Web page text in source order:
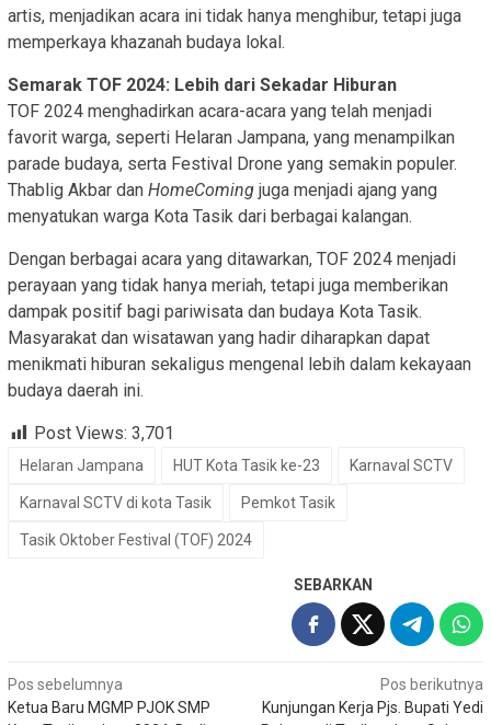
artis, menjadikan acara ini tidak hanya menghibur, tetapi juga
memperkaya khazanah budaya lokal.
Semarak TOF 2024: Lebih dari Sekadar Hiburan
TOF 2024 menghadirkan acara-acara yang telah menjadi
favorit warga, seperti Helaran Jampana, yang menampilkan
parade budaya, serta Festival Drone yang semakin populer.
Thablig Akbar dan HomeComing juga menjadi ajang yang
menyatukan warga Kota Tasik dari berbagai kalangan.
Dengan berbagai acara yang ditawarkan, TOF 2024 menjadi
perayaan yang tidak hanya meriah, tetapi juga memberikan
dampak positif bagi pariwisata dan budaya Kota Tasik.
Masyarakat dan wisatawan yang hadir diharapkan dapat
menikmati hiburan sekaligus mengenal lebih dalam kekayaan
budaya daerah ini.
Post Views: 3,701
Helaran Jampana HUT Kota Tasik ke-23 Karnaval SCTV
Karnaval SCTV di kota Tasik Pemkot Tasik
Tasik Oktober Festival (TOF) 2024
SEBARKAN
Navigasi
Pos sebelumnya
Ketua Baru MGMP PJOK SMP
Pos berikutnya
Kunjungan Kerja Pjs. Bupati Yedi